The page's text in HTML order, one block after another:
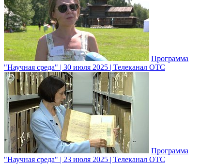
Программа
"Научная среда" | 30 июля 2025 | Телеканал ОТС
Программа
"Научная среда" | 23 июля 2025 | Телеканал ОТС